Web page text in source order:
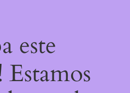
este
Estamos